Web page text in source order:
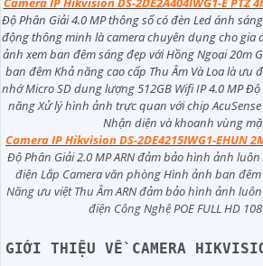
Độ Phân Giải 4.0 MP thông số có đèn Led ánh
động thông minh là camera chuyên dụng cho gia
ảnh xem ban đêm sáng đẹp với Hồng Ngoại 20m
ban đêm Khả năng cao cấp Thu Âm Và Loa là ưu
nhớ Micro SD dung lượng 512GB Wifi IP 4.0 MP
năng Xử lý hình ảnh trực quan với chip
Nhận diện và khoanh vùng
Camera IP Hikvision DS-2DE4215IWG1-EHUN
Độ Phân Giải 2.0 MP ARN đảm bảo hình ảnh
điện Lắp Camera văn phòng Hình ảnh ban
Năng ưu việt Thu Âm ARN đảm bảo hình ảnh
điện Công Nghệ POE FULL HD
GIỚI THIỆU VỀ CAMERA